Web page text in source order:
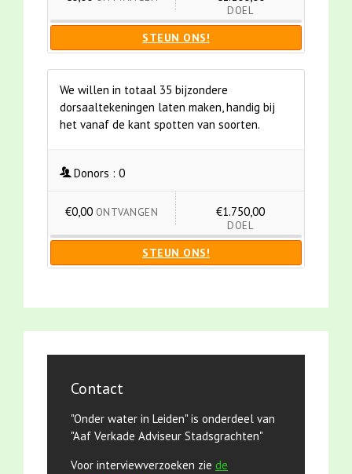
DOEL
STEUN ONS!
We willen in totaal 35 bijzondere
dorsaaltekeningen laten maken, handig bij
het vanaf de kant spotten van soorten.
Donors : 0
€0,00 ONTVANGEN €1.750,00
DOEL
STEUN ONS!
Contact
"Onder water in Leiden" is onderdeel van
"Aaf Verkade Adviseur Stadsgrachten"
Voor interviewverzoeken zie de